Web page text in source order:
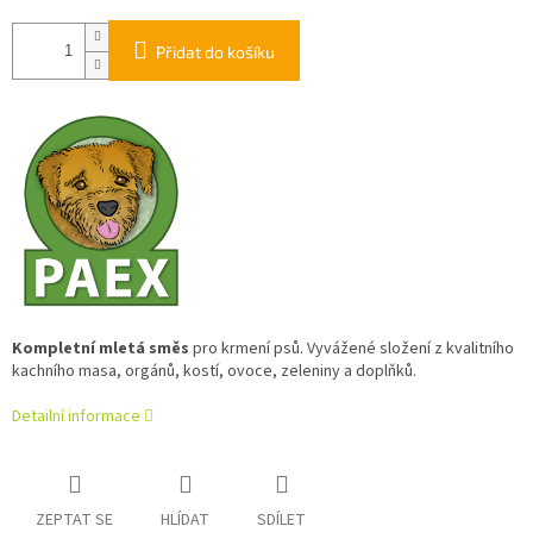
Přidat do košíku
Kompletní mletá směs pro krmení psů. Vyvážené složení z kvalitního
kachního masa, orgánů, kostí, ovoce, zeleniny a doplňků.
Detailní informace
ZEPTAT SE HLÍDAT SDÍLET